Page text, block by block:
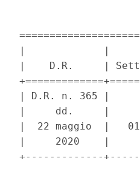
|             |
|    D.R.     |
| D.R. n. 365
|     dd.     |
|  22 maggio  |
|     2020    |
+-------------